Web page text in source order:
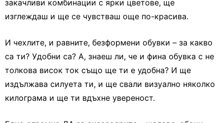
закачливи комбинации с ярки цветове, ще
изглеждаш и ще се чувстваш още по-красива.
И чехлите, и равните, безформени обувки – за какво
са ти? Удобни са? А, знаеш ли, че и фина обувка с не
толкова висок ток също ще ти е удобна? И ще
издължава силуета ти, и ще свали визуално няколко
килограма и ще ти вдъхне увереност.